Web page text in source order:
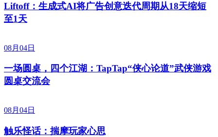
Liftoff：生成式AI将广告创意迭代周期从18天缩短
至1天
08月04日
一场圆桌，四个江湖：TapTap“侠心论道”武侠游戏
圆桌交流会
08月04日
触乐怪话：揣摩玩家心思